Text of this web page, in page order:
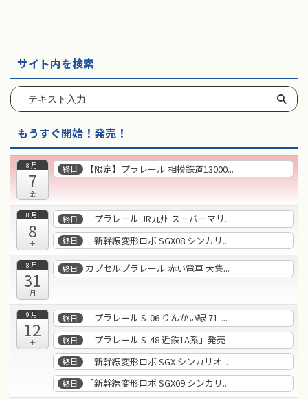
サイト内を検索
もうすぐ開始！発売！
8月
7
金
終日 【限定】プラレール 相模鉄道13000...
8月
8
土
終日 「プラレール JR九州 スーパーマリ...
終日 「新幹線変形ロボ SGX08 シンカリ...
8月
31
月
終日 カプセルプラレール 赤い電車 大集...
9月
12
土
終日 「プラレール S-06 りんかい線 71-...
終日 「プラレール S-48 近鉄1A系」発売
終日 「新幹線変形ロボ SGX シンカリオ...
終日 「新幹線変形ロボ SGX09 シンカリ...